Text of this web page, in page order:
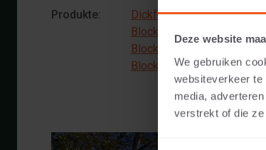
Deze website
We gebruiken
websiteverkeer
media,
verstrekt of die
Produkte:
Dickformat 21x7x8
Blockstufe 100x40x20
Blockstufenecke 40
Blockstufenecke 40